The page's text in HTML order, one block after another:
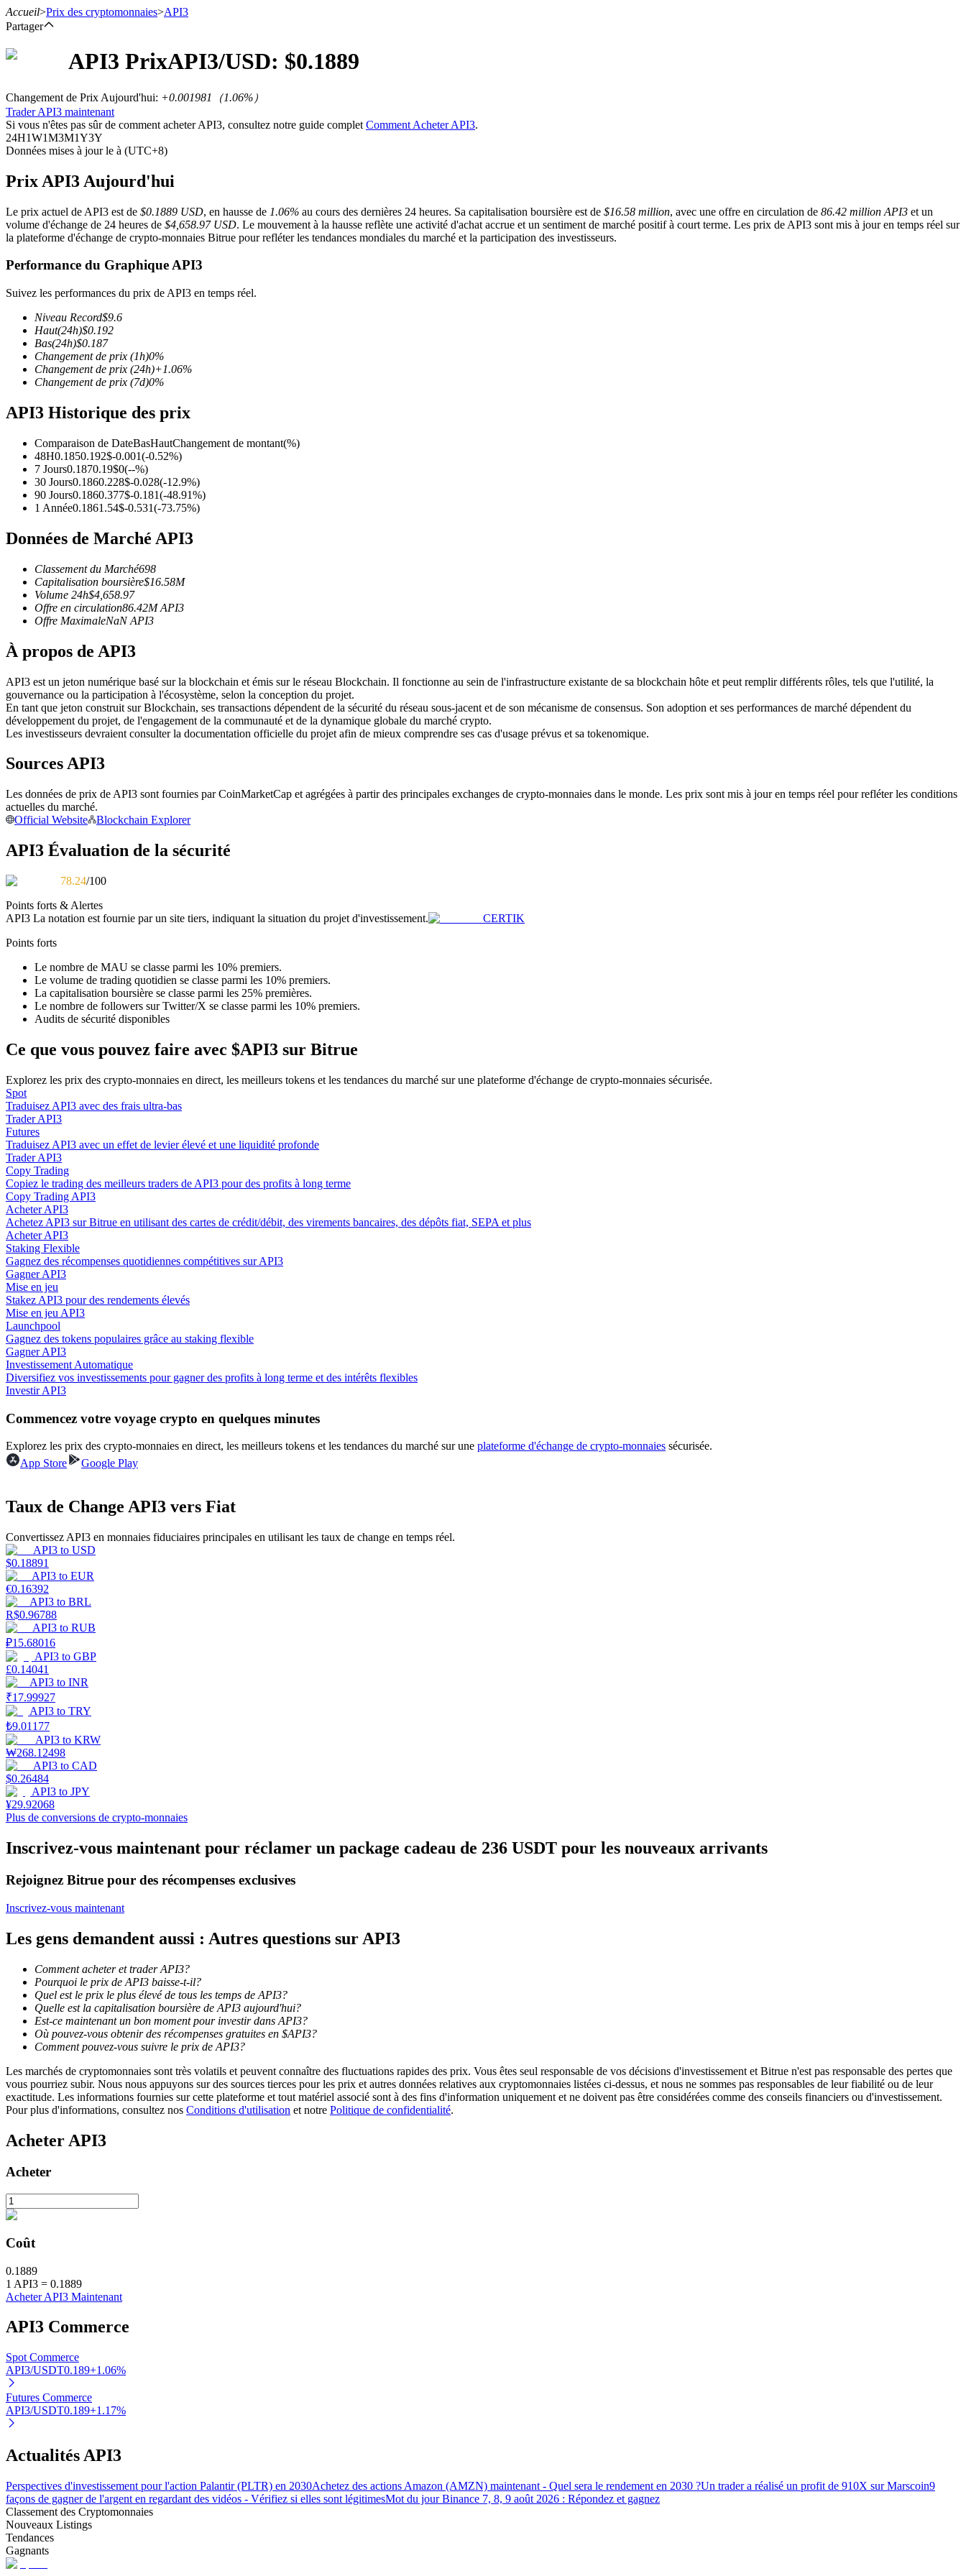
Contrats à terme
Futures USDT
Futures utilisant l'USDT comme garantie
Futures COIN-M
Contrats à terme sur crypto-monnaie
TradFi
Produits dérivés sur actions, forex, métaux précieux et matières premières
Futures utilisant l'USDC comme garantie
Copie de Trading
Devenez un trader de copie
Profitez du partage des bénéfices et des commissions de copy trading
Information
Analyse de mégadonnées, y compris des informations commerciales, etc.
Guide
Guide de démarrage des contrats à terme
Apprenez à rester rentable
Gagner
Cochon de puissance
Gagnez quotidiennement des récompenses compétitives
Des rendements élevés et un accès instantané
Blocages BTR
Des investissements exclusifs pour les détenteurs de BTR
Service d'emprunt adossé à des cryptomonnaies
Accueil>Prix des cryptomonnaies>API3
Partager
API3 PrixAPI3/USD: $0.1889
Changement de Prix Aujourd'hui: +0.001981 （1.06%）
Trader API3 maintenant
Si vous n'êtes pas sûr de comment acheter API3, consultez notre guide complet Comment Acheter API3.
24H1W1M3M1Y3Y
Données mises à jour le à (UTC+8)
Prix API3 Aujourd'hui
Le prix actuel de API3 est de $0.1889 USD, en hausse de 1.06% au cours des dernières 24 heures. Sa capitalisation boursière est de $16.58 million, avec une offre en circulation de 86.42 million API3 et un
volume d'échange de 24 heures de $4,658.97 USD. Le mouvement à la hausse reflète une activité d'achat accrue et un sentiment de marché positif à court terme. Les prix de API3 sont mis à jour en temps réel sur
la plateforme d'échange de crypto-monnaies Bitrue pour refléter les tendances mondiales du marché et la participation des investisseurs.
Performance du Graphique API3
Suivez les performances du prix de API3 en temps réel.
Niveau Record$9.6
Haut(24h)$0.192
Bas(24h)$0.187
Changement de prix (1h)0%
Changement de prix (24h)+1.06%
Changement de prix (7d)0%
API3 Historique des prix
Comparaison de DateBasHautChangement de montant(%)
48H0.1850.192$-0.001(-0.52%)
7 Jours0.1870.19$0(--%)
30 Jours0.1860.228$-0.028(-12.9%)
90 Jours0.1860.377$-0.181(-48.91%)
1 Année0.1861.54$-0.531(-73.75%)
Données de Marché API3
Classement du Marché698
Capitalisation boursière$16.58M
Volume 24h$4,658.97
Offre en circulation86.42M API3
Offre MaximaleNaN API3
À propos de API3
API3 est un jeton numérique basé sur la blockchain et émis sur le réseau Blockchain. Il fonctionne au sein de l'infrastructure existante de sa blockchain hôte et peut remplir différents rôles, tels que l'utilité, la
gouvernance ou la participation à l'écosystème, selon la conception du projet.
En tant que jeton construit sur Blockchain, ses transactions dépendent de la sécurité du réseau sous-jacent et de son mécanisme de consensus. Son adoption et ses performances de marché dépendent du
développement du projet, de l'engagement de la communauté et de la dynamique globale du marché crypto.
Les investisseurs devraient consulter la documentation officielle du projet afin de mieux comprendre ses cas d'usage prévus et sa tokenomique.
Sources API3
Les données de prix de API3 sont fournies par CoinMarketCap et agrégées à partir des principales exchanges de crypto-monnaies dans le monde. Les prix sont mis à jour en temps réel pour refléter les conditions
actuelles du marché.
Official Website
Blockchain Explorer
API3 Évaluation de la sécurité
78.24/100
Points forts & Alertes
API3 La notation est fournie par un site tiers, indiquant la situation du projet d'investissement.
CERTIK
Points forts
Le nombre de MAU se classe parmi les 10% premiers.
Le volume de trading quotidien se classe parmi les 10% premiers.
La capitalisation boursière se classe parmi les 25% premières.
Le nombre de followers sur Twitter/X se classe parmi les 10% premiers.
Audits de sécurité disponibles
Ce que vous pouvez faire avec $API3 sur Bitrue
Explorez les prix des crypto-monnaies en direct, les meilleurs tokens et les tendances du marché sur une plateforme d'échange de crypto-monnaies sécurisée.
Spot
Traduisez API3 avec des frais ultra-bas
Trader API3
Futures
Traduisez API3 avec un effet de levier élevé et une liquidité profonde
Trader API3
Copy Trading
Copiez le trading des meilleurs traders de API3 pour des profits à long terme
Copy Trading API3
Acheter API3
Achetez API3 sur Bitrue en utilisant des cartes de crédit/débit, des virements bancaires, des dépôts fiat, SEPA et plus
Acheter API3
Staking Flexible
Gagnez des récompenses quotidiennes compétitives sur API3
Gagner API3
Mise en jeu
Stakez API3 pour des rendements élevés
Mise en jeu API3
Launchpool
Gagnez des tokens populaires grâce au staking flexible
Gagner API3
Investissement Automatique
Diversifiez vos investissements pour gagner des profits à long terme et des intérêts flexibles
Investir API3
Commencez votre voyage crypto en quelques minutes
Explorez les prix des crypto-monnaies en direct, les meilleurs tokens et les tendances du marché sur une plateforme d'échange de crypto-monnaies sécurisée.
App Store
Google Play
Taux de Change API3 vers Fiat
Convertissez API3 en monnaies fiduciaires principales en utilisant les taux de change en temps réel.
API3 to USD
$0.18891
API3 to EUR
€0.16392
API3 to BRL
R$0.96788
API3 to RUB
₽15.68016
API3 to GBP
£0.14041
API3 to INR
₹17.99927
API3 to TRY
₺9.01177
API3 to KRW
₩268.12498
API3 to CAD
$0.26484
API3 to JPY
¥29.92068
Plus de conversions de crypto-monnaies
Inscrivez-vous maintenant pour réclamer un package cadeau de 236 USDT pour les nouveaux arrivants
Rejoignez Bitrue pour des récompenses exclusives
Inscrivez-vous maintenant
Les gens demandent aussi : Autres questions sur API3
Comment acheter et trader API3?
Pourquoi le prix de API3 baisse-t-il?
Quel est le prix le plus élevé de tous les temps de API3?
Quelle est la capitalisation boursière de API3 aujourd'hui?
Est-ce maintenant un bon moment pour investir dans API3?
Où pouvez-vous obtenir des récompenses gratuites en $API3?
Comment pouvez-vous suivre le prix de API3?
Les marchés de cryptomonnaies sont très volatils et peuvent connaître des fluctuations rapides des prix. Vous êtes seul responsable de vos décisions d'investissement et Bitrue n'est pas responsable des pertes que
vous pourriez subir. Nous nous appuyons sur des sources tierces pour les prix et autres données relatives aux cryptomonnaies listées ci-dessus, et nous ne sommes pas responsables de leur fiabilité ou de leur
exactitude. Les informations fournies sur cette plateforme et tout matériel associé sont à des fins d'information uniquement et ne doivent pas être considérées comme des conseils financiers ou d'investissement.
Pour plus d'informations, consultez nos Conditions d'utilisation et notre Politique de confidentialité.
Acheter API3
Acheter
Coût
0.1889
1 API3 = 0.1889
Acheter API3 Maintenant
API3 Commerce
Spot Commerce
API3/USDT0.189+1.06%
Futures Commerce
API3/USDT0.189+1.17%
Actualités API3
Perspectives d'investissement pour l'action Palantir (PLTR) en 2030Achetez des actions Amazon (AMZN) maintenant - Quel sera le rendement en 2030 ?Un trader a réalisé un profit de 910X sur Marscoin9
façons de gagner de l'argent en regardant des vidéos - Vérifiez si elles sont légitimesMot du jour Binance 7, 8, 9 août 2026 : Répondez et gagnez
Classement des Cryptomonnaies
Nouveaux Listings
Tendances
Gagnants